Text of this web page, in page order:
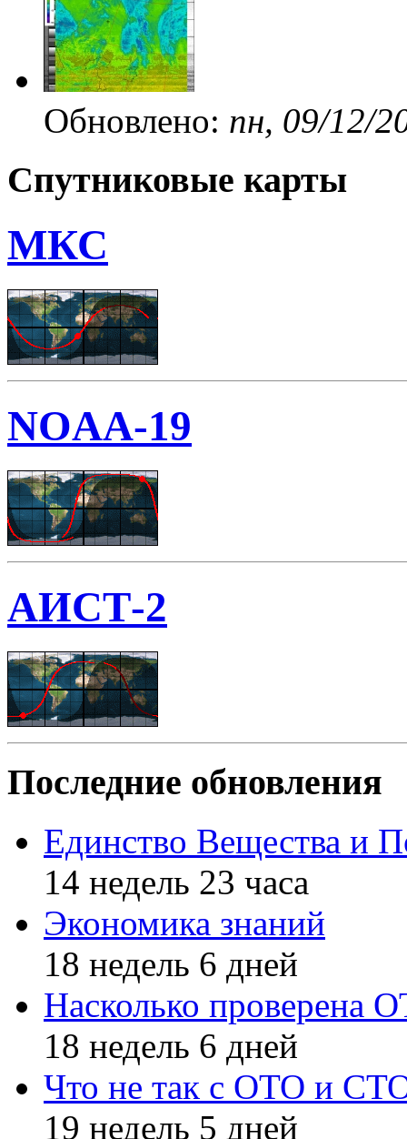
Обновлено: пн, 09/12/
Спутниковые карты
МКС
NOAA-19
АИСТ-2
Последние обновления
Единство Вещества и
14 недель 23 часа
Экономика знаний
18 недель 6 дней
Насколько проверена
18 недель 6 дней
Что не так с ОТО и
19 недель 5 дней